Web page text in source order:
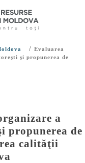
/ Evaluarea
şi propunerea de
a
propunerea de
calităţii